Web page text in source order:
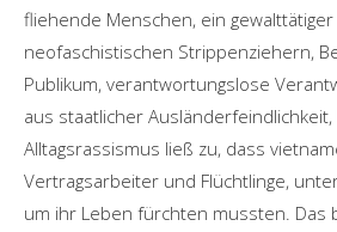
fliehende Menschen, ein
neofaschistischen Strippenziehern,
Publikum, verantwortungslose
aus staatlicher
Alltagsrassismus ließ zu, dass
Vertragsarbeiter und Flüchtlinge,
um ihr Leben fürchten mussten. Das